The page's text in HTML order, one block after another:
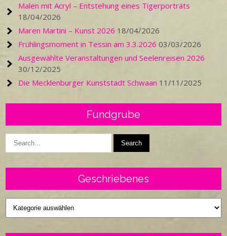
Malen mit Acryl – Entstehung eines Tigerporträts
18/04/2026
Maren Martini – Kunst 2026 18/04/2026
Frühlingsmoment in Tessin am 3.3.2026 03/03/2026
Ausgewählte Veranstaltungen und Seelenreisen 2026
30/12/2025
Die Mecklenburger Kunststadt Schwaan 11/11/2025
Fundgrube
Geschriebenes
Geschriebenes